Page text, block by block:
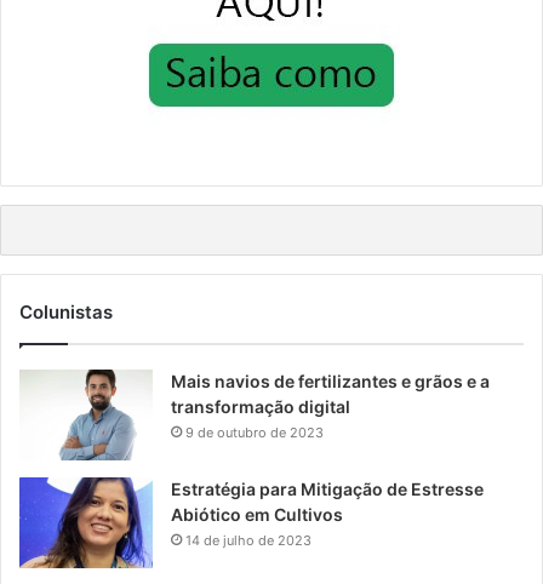
Colunistas
Mais navios de fertilizantes e grãos e a
transformação digital
9 de outubro de 2023
Estratégia para Mitigação de Estresse
Abiótico em Cultivos
14 de julho de 2023